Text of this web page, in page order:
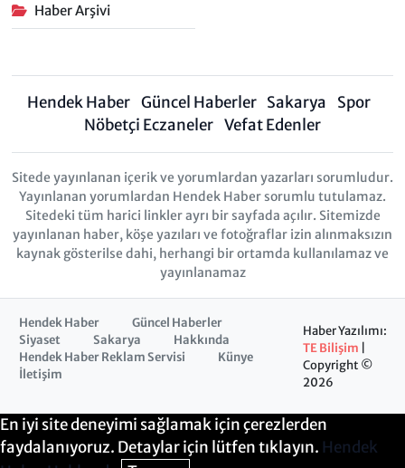
Haber Arşivi
Hendek Haber Güncel Haberler Sakarya
Spor
Nöbetçi Eczaneler Vefat Edenler
Sitede yayınlanan içerik ve yorumlardan yazarları sorumludur.
Yayınlanan yorumlardan Hendek Haber sorumlu tutulamaz.
Sitedeki tüm harici linkler ayrı bir sayfada açılır. Sitemizde
yayınlanan haber, köşe yazıları ve fotoğraflar izin alınmaksızın
kaynak gösterilse dahi, herhangi bir ortamda kullanılamaz ve
yayınlanamaz
Hendek Haber
Güncel Haberler
Siyaset
Sakarya
Hakkında
Hendek Haber Reklam Servisi
Künye
İletişim
Haber Yazılımı:
TE Bilişim
Copyright ©
2026
En iyi site deneyimi sağlamak için çerezlerden
faydalanıyoruz. Detaylar için lütfen tıklayın. Hendek